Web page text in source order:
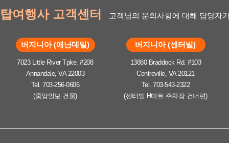
탑여행사 고객센터 고객님의 문의사항에 대해 담당자
버지니아 (애난데일)
7023 Little River Tpke. #208
Annandale, VA 22003
Tel. 703-256-0606
(중앙일보 건물)
버지니아 (센터빌)
13880 Braddock Rd. #103
Centreville, VA 20121
Tel. 703-543-2322
(센터빌 H마트 주차장 건너편)